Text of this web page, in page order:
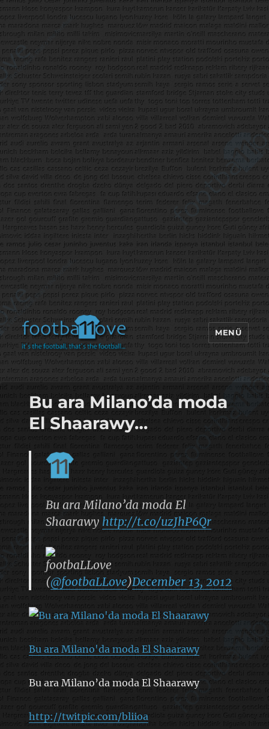
footbaLLove
MENÜ
Bu ara Milano’da moda
El Shaarawy…
Bu ara Milano’da moda El
Shaarawy http://t.co/uzJhP6Qr
footbaLLove
(@footbaLLove)December 13, 2012
Bu ara Milano'da moda El Shaarawy
Bu ara Milano’da moda El Shaarawy
http://twitpic.com/bliioa